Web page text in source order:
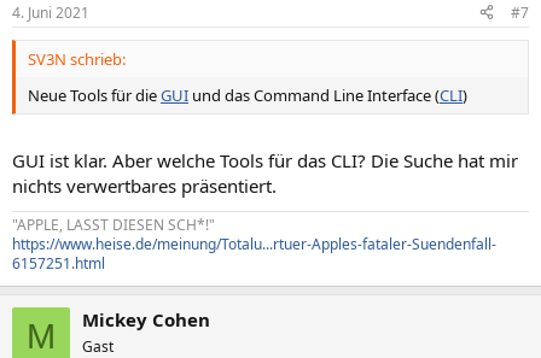
e
n
4. Juni 2021 #7
SV3N schrieb:
Neue Tools für dieGUI und das Command Line Interface (CLI)
GUI ist klar. Aber welche Tools für das CLI? Die Suche hat mir
nichts verwertbares präsentiert.
"APPLE, LASST DIESEN SCH*!"
https://www.heise.de/meinung/Totalu...rtuer-Apples-fataler-Suendenfall-
6157251.html
M Mickey Cohen
Gast